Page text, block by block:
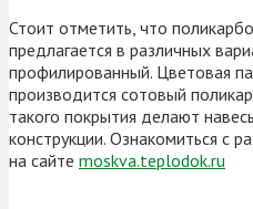
Стоит отметить, что
предлагается в различных
профилированный. Цветовая
производится сотовый
такого покрытия делают
конструкции. Ознакомиться с
на сайте moskva.teplodok.ru